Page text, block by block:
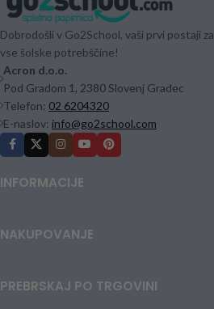
Dobrodošli v Go2School, vaši prvi postaji za
vse šolske potrebščine!
Acron d.o.o.
Pod Gradom 1, 2380 Slovenj Gradec
Telefon: 02 6204320
E-naslov: info@go2school.com
INFORMACIJE
NAKUPOVANJE
PREBRSKAJ PO TRGOVINI